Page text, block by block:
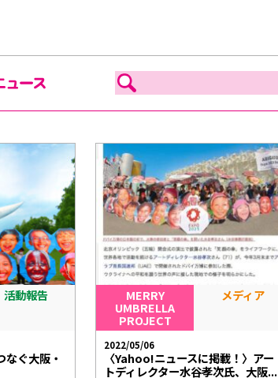
活動報告
ぐ大阪・
MERRY
UMBRELLA
PROJECT
メディア
2022/05/06
〈Yahoo!ニュースに掲載！〉アー
トディレクター水谷孝次氏、大阪...